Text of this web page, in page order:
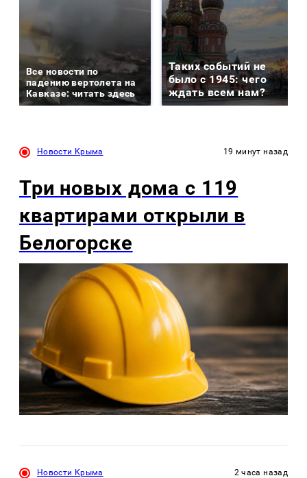
Все новости по
падению вертолета на
Кавказе: читать здесь
Таких событий не
было с 1945: чего
ждать всем нам?
Новости Крыма 19 минут назад
Три новых дома с 119
квартирами открыли в
Белогорске
Новости Крыма 2 часа назад